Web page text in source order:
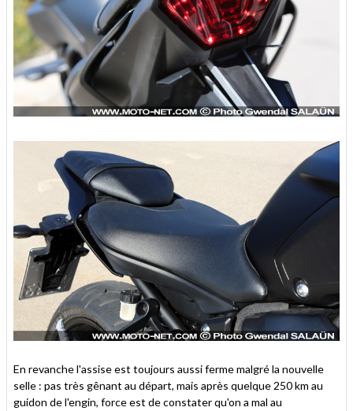
En revanche l'assise est toujours aussi ferme malgré la nouvelle
selle : pas très gênant au départ, mais après quelque 250 km au
guidon de l'engin, force est de constater qu'on a mal au